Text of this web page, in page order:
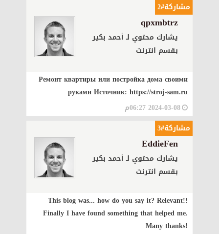
مشاركة#2
qpxmbtrz
يشارك محتوي لـ أحمد بكير
بقسم انترنت
Ремонт квартиры или постройка дома своими
руками Источник: https://stroj-sam.ru
2024-03-08 06:27م
مشاركة#3
EddieFen
يشارك محتوي لـ أحمد بكير
بقسم انترنت
This blog was... how do you say it? Relevant!!
Finally I have found something that helped me.
Many thanks!